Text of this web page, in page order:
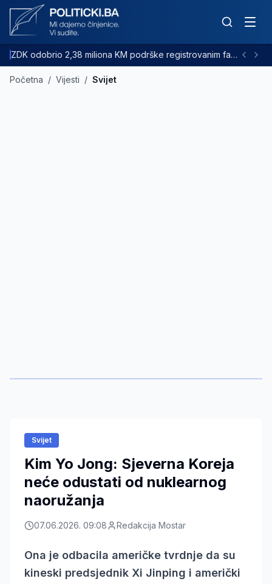
ZDK odobrio 2,38 miliona KM podrške registrovanim farmama goveda
Početna / Vijesti / Svijet
Svijet
Kim Yo Jong: Sjeverna Koreja
neće odustati od nuklearnog
naoružanja
07.06.2026. 09:08 Redakcija Mostar
Ona je odbacila američke tvrdnje da su
kineski predsjednik Xi Jinping i američki